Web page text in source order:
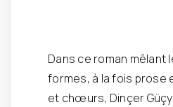
Dans ce roman mêlant
formes, à la fois prose
et chœurs, Dinçer